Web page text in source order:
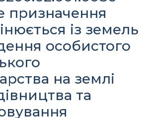
призначення
із земель
особистого
на землі
та